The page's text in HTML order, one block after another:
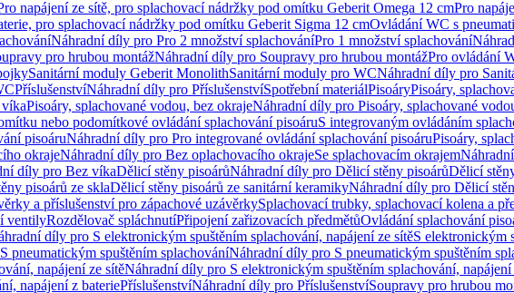
napájení ze sítě, pro splachovací nádržky pod omítku Geberit Omega 12 cmPro
pro splachovací nádržky pod omítku Geberit Sigma 12 cmOvládání WC s
Náhradní díly pro Pro 2 množství splachováníPro 1 množství splachování
pro hrubou montážNáhradní díly pro Soupravy pro hrubou montážPro ovládání
Sanitární moduly Geberit MonolithSanitární moduly pro WCNáhradní díly pro
PříslušenstvíNáhradní díly pro PříslušenstvíSpotřební materiálPisoáryPisoáry,
Pisoáry, splachované vodou, bez okrajeNáhradní díly pro Pisoáry, splachované
nebo podomítkové ovládání splachování pisoáruS integrovaným ovládáním
pisoáruNáhradní díly pro Pro integrované ovládání splachování pisoáruPisoáry,
okrajeNáhradní díly pro Bez oplachovacího okrajeSe splachovacím okrajem
díly pro Bez víkaDělicí stěny pisoárůNáhradní díly pro Dělicí stěny pisoárůDělicí
pisoárů ze sklaDělicí stěny pisoárů ze sanitární keramikyNáhradní díly pro Dělicí
a příslušenství pro zápachové uzávěrkySplachovací trubky, splachovací kolena a
ventilyRozdělovač spláchnutíPřipojení zařizovacích předmětůOvládání splachování
díly pro S elektronickým spuštěním splachování, napájení ze sítěS elektronickým
S pneumatickým spuštěním splachováníNáhradní díly pro S pneumatickým spuštěním
napájení ze sítěNáhradní díly pro S elektronickým spuštěním splachování, napájení
napájení z bateriePříslušenstvíNáhradní díly pro PříslušenstvíSoupravy pro hrubou